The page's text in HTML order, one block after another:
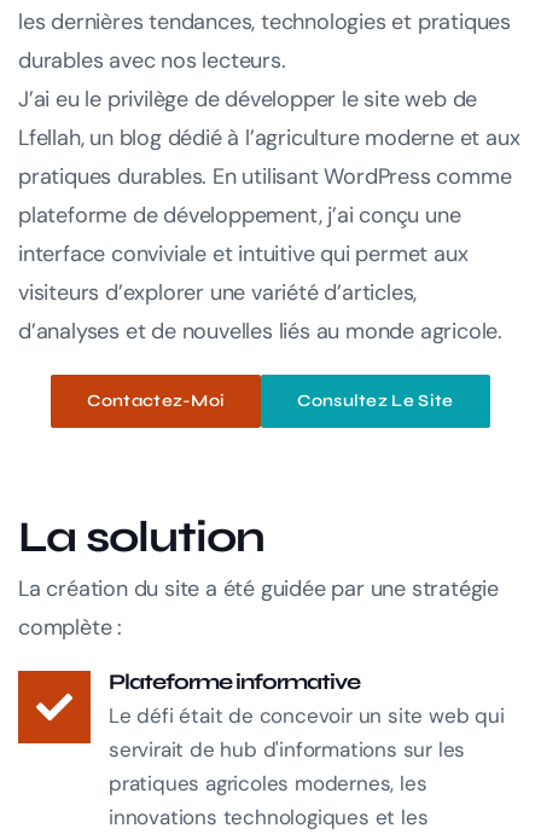
les dernières tendances, technologies et pratiques
durables avec nos lecteurs.
J’ai eu le privilège de développer le site web de
Lfellah, un blog dédié à l’agriculture moderne et aux
pratiques durables. En utilisant WordPress comme
plateforme de développement, j’ai conçu une
interface conviviale et intuitive qui permet aux
visiteurs d’explorer une variété d’articles,
d’analyses et de nouvelles liés au monde agricole.
Contactez-Moi Consultez Le Site
La solution
La création du site a été guidée par une stratégie
complète :
Plateforme informative
Le défi était de concevoir un site web qui
servirait de hub d'informations sur les
pratiques agricoles modernes, les
innovations technologiques et les